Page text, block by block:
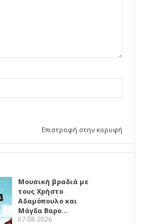
Επιστροφή στην κορυφή
Μουσική βραδιά με
τους Χρήστο
Αδαμόπουλο και
Μάγδα Βαρο…
07-08-2026